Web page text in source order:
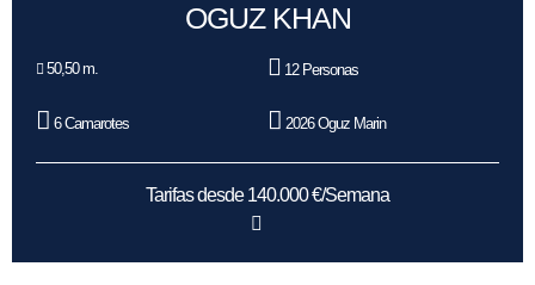
OGUZ KHAN
50,50 m. 12 Personas
6 Camarotes 2026 Oguz Marin
Tarifas desde 140.000 €/Semana